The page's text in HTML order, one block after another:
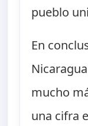
pueblo
En
mucho
una cifra